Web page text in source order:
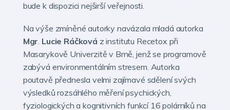
bude k dispozici nejširší veřejnosti.
Na výše zmíněné autorky navázala mladá autorka
Mgr. Lucie Ráčková z institutu Recetox při
Masarykově Univerzitě v Brně, jenž se programově
zabývá environmentálním stresem. Autorka
poutavě přednesla velmi zajímavé sdělení svých
výsledků rozsáhlého měření psychických,
fyziologických a kognitivních funkcí 16 polárníků na